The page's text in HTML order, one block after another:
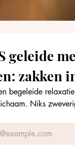
geleide
zakken
begeleide
Niks